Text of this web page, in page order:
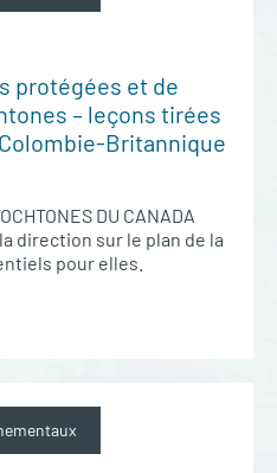
protégées et de
– leçons tirées
Britannique
DU CANADA
direction sur le plan de la
pour elles.